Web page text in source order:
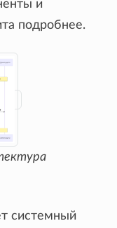
и
подробнее.
системный